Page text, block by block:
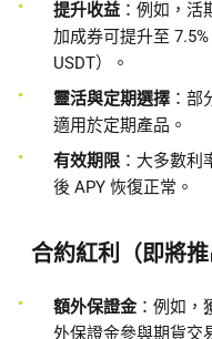
提升收益 ：例如，活
加成券可提升至
USDT）。
靈活與定期選擇 ：
適用於定期產品。
有效期限 ：大多數
後 APY 恢復正常。
合約紅利（即將
額外保證金：例如，
外保證金參與期貨交